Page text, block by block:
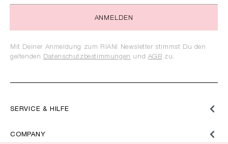
SERVICE & HILFE
COMPANY
ANMELDEN
Mit Deiner Anmeldung zum RIANI Newsletter stimmst Du den
geltenden Datenschutzbestimmungen und AGB zu.